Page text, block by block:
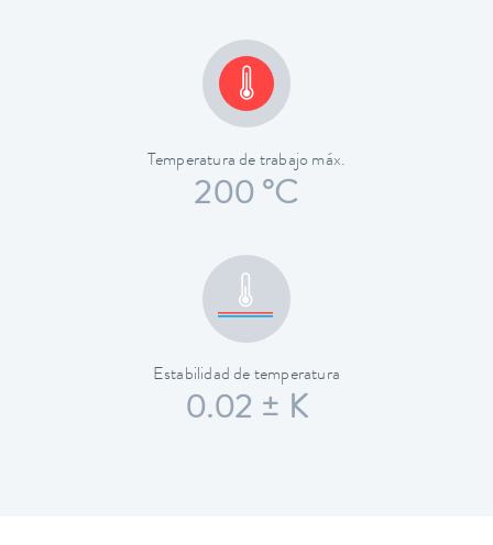
Temperatura de trabajo máx.
200 °C
Estabilidad de temperatura
0.02 ± K